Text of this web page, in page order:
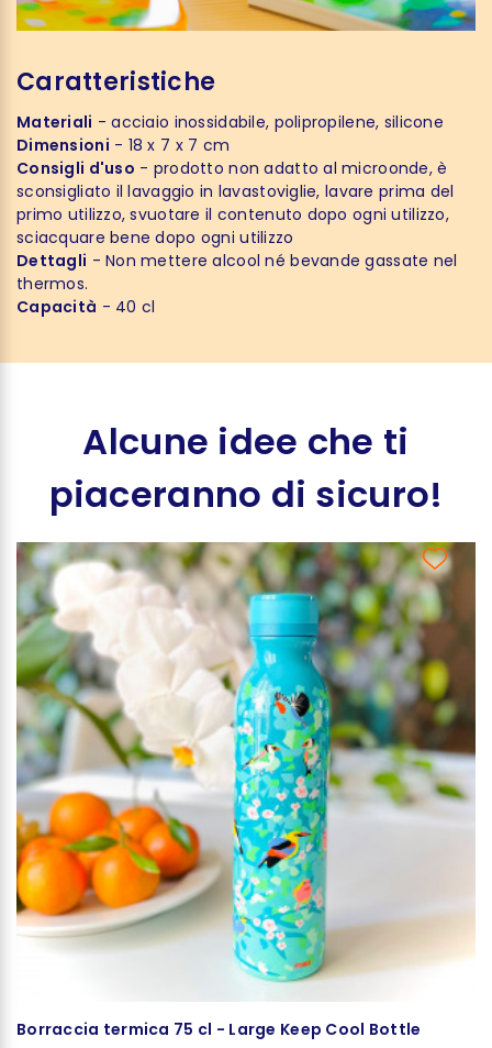
Caratteristiche
Materiali - acciaio inossidabile, polipropilene, silicone
Dimensioni - 18 x 7 x 7 cm
Consigli d'uso - prodotto non adatto al microonde, è
sconsigliato il lavaggio in lavastoviglie, lavare prima del
primo utilizzo, svuotare il contenuto dopo ogni utilizzo,
sciacquare bene dopo ogni utilizzo
Dettagli - Non mettere alcool né bevande gassate nel
thermos.
Capacità - 40 cl
Alcune idee che ti
piaceranno di sicuro!
Borraccia termica 75 cl - Large Keep Cool Bottle